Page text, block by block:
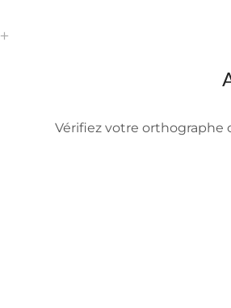
Vérifiez votre orthographe